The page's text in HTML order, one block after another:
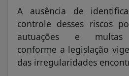
A ausência de
controle desses riscos
autuações e multas
conforme a legislação
das irregularidades